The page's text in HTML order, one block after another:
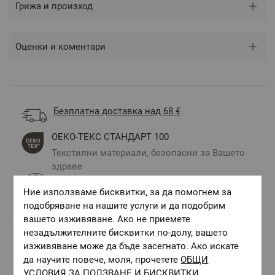
Грижа и произход
Оценки и коментари
Безплатна доставка над 68 €
ОЕКО-ТЕКС СТАНДАРТ 100
Текстилни материали, безопасни за Вашето
здраве
Цветове и десени за всеки вкус и стил
Комбинирай с
Ние използваме бисквитки, за да помогнем за
подобряване на нашите услуги и да подобрим
вашето изживяване. Ако не приемете
незадължителните бисквитки по-долу, вашето
изживяване може да бъде засегнато. Ако искате
да научите повече, моля, прочететеОБЩИ